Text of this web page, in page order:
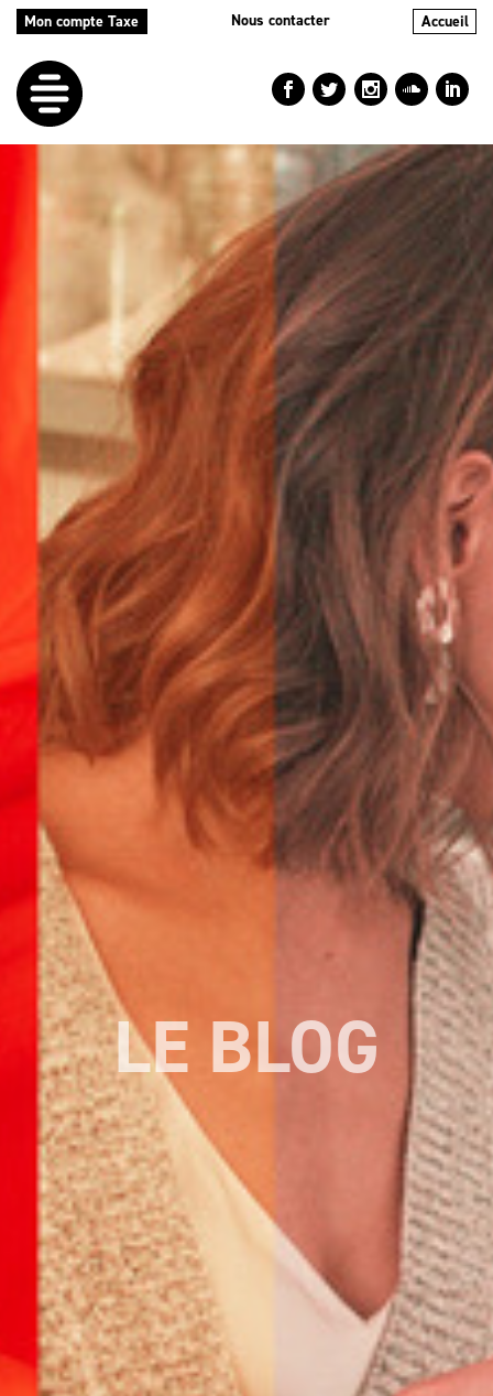
Mon compte Taxe Nous contacter Accueil
LEDÉFI
NOS
AIDES
NOSACTIONS
LEBLOG
RÉPERTOIRES
LE BLOG